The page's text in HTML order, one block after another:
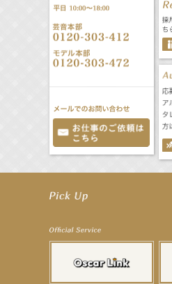
【武井咲】ENFÖLD 2026 PF/FW archetypeに登場！
【elfin’】8月16日（日）「全世界」発売記念イベント決
【elfin’】7thシングル『全世界』がFM TANABEでO.A.
【昆虫ハンター牧田習】宝塚市立手塚治虫記念館トー